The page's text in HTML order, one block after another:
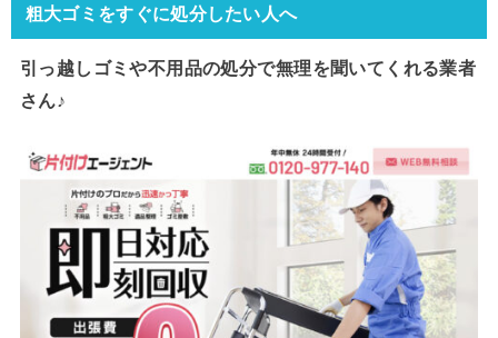
粗大ゴミをすぐに処分したい人へ
引っ越しゴミや不用品の処分で無理を聞いてくれる業者
さん♪